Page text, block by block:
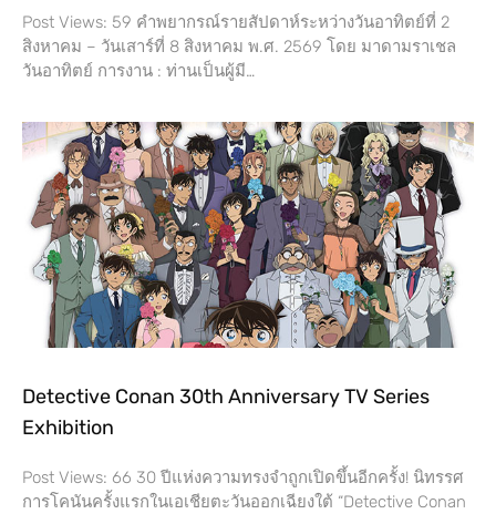
Post Views: 59 คำพยากรณ์รายสัปดาห์ระหว่างวันอาทิตย์ที่ 2
สิงหาคม – วันเสาร์ที่​ 8 สิงหาคม พ.ศ. 2569 โดย​ มาดามราเชล
วันอาทิตย์ การงาน​ : ท่านเป็นผู้มี…
Detective Conan 30th Anniversary TV Series
Exhibition
Post Views: 66 30 ปีแห่งความทรงจำถูกเปิดขึ้นอีกครั้ง! นิทรรศ
การโคนันครั้งแรกในเอเชียตะวันออกเฉียงใต้ “Detective Conan